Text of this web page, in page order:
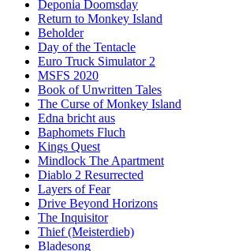
Deponia Doomsday
Return to Monkey Island
Beholder
Day of the Tentacle
Euro Truck Simulator 2
MSFS 2020
Book of Unwritten Tales
The Curse of Monkey Island
Edna bricht aus
Baphomets Fluch
Kings Quest
Mindlock The Apartment
Diablo 2 Resurrected
Layers of Fear
Drive Beyond Horizons
The Inquisitor
Thief (Meisterdieb)
Bladesong